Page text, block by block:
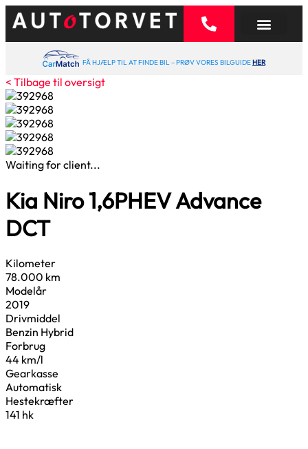
FÅ HJÆLP TIL AT FINDE BIL – PRØV VORES BILGUIDEHER
< Tilbage til oversigt
Waiting for client...
Kia Niro1,6PHEV Advance
DCT
Kilometer
78.000 km
Modelår
2019
Drivmiddel
Benzin Hybrid
Forbrug
44 km/l
Gearkasse
Automatisk
Hestekræfter
141 hk